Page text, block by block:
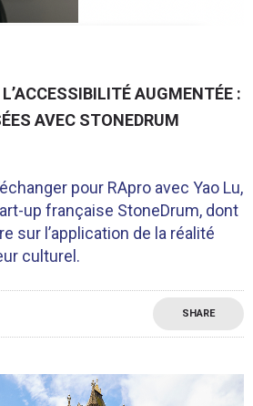
AUGMENTÉE :
AVEC STONEDRUM
pour RApro avec Yao Lu,
up française StoneDrum, dont
sur l’application de la réalité
culturel.
SHARE